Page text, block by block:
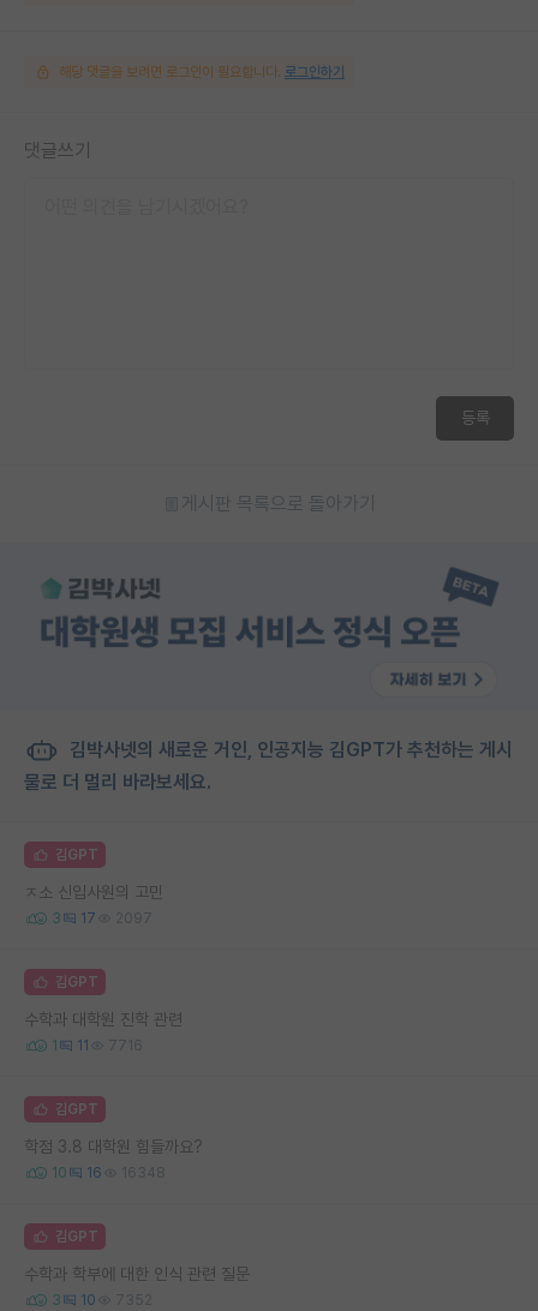
해당 댓글을 보려면 로그인이 필요합니다. 로그인하기
댓글쓰기
등록
게시판 목록으로 돌아가기
김박사넷의 새로운 거인, 인공지능 김GPT가 추천하는 게시
물로 더 멀리 바라보세요.
김GPT
ㅈ소 신입사원의 고민
3 17 2097
김GPT
수학과 대학원 진학 관련
1 11 7716
김GPT
학점 3.8 대학원 힘들까요?
10 16 16348
김GPT
수학과 학부에 대한 인식 관련 질문
3 10 7352